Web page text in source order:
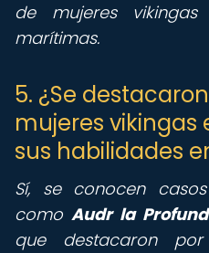
de mujeres
marítimas.
5. ¿Se
mujeres
sus habilidades
Sí, se conocen
como Audr la
que destacaron